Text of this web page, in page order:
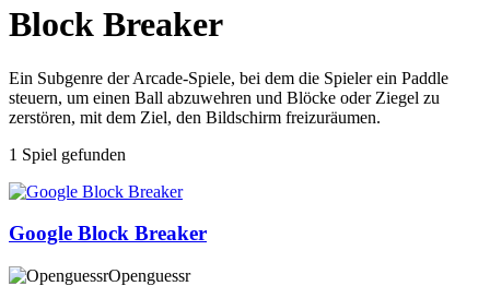
Block Breaker
Ein Subgenre der Arcade-Spiele, bei dem die Spieler ein Paddle
steuern, um einen Ball abzuwehren und Blöcke oder Ziegel zu
zerstören, mit dem Ziel, den Bildschirm freizuräumen.
1 Spiel gefunden
Google Block Breaker
Openguessr